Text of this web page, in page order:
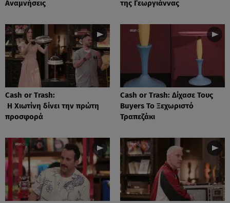
Αναμνήσεις
της Γεωργιάννας
Cash or Trash:
Η Χιωτίνη δίνει την πρώτη
προσφορά
Cash or Trash: Δίχασε Τους
Buyers Το Ξεχωριστό
Τραπεζάκι